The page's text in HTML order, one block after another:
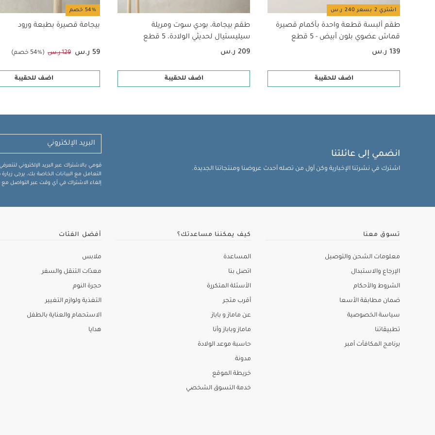
اشتري 2 بسعر 240 ر.س
طقم ألبسة قطعة واحدة بأكمام قصيرة
قماش عضوي بلون أبيض - 5 قطع
139 ر.س
اضف للحقيبة
طقم بيجامة، بودي سوت ومريلة
سيليستيال لحديثي الولادة، 5 قطع
209 ر.س
اضف للحقيبة
54% خصم
بيجامة قصيرة بطبعة ورود
59 ر.س 129 ر.س (54% خصم)
اضف للحقيبة
انضمي إلى عائلتنا
اشترك في نشرتنا الإخبارية وكن أول من تصله أحدث عروضنا ومنتجاتنا الجديدة.
قومي بالاشتراك عبر البريد الإلكتروني
التعامل مع البيانات الخاصة بك، يرجى
إلغاء الاشتراك في أي وقت عبر التواصل مع
تسوق معنا
معلومات الشحن والتوصيل
الإرجاع والاستبدال
الشروط والأحكام
ضمان مطابقة الأسعا
سياسة الخصوصية
تطبيقاتنا
برنامج المكافآت أمبر
كيف يمكننا مساعدتك؟
المساعدة
اتصل بنا
الأسئلة المتكررة
أقرب متجر
عن ماماز و باباز
ماماز وباباز وأنا
حاسبة موعد الولادة
مدونة
خريطة الموقع
خدمة التسوق الشخصي
أفضل الفئات
ملابس
معدّات التنقل والسفر
حجرة النوم
التغذية ولوازم التغيير
الاستحمام والعناية بالطفل
هدايا